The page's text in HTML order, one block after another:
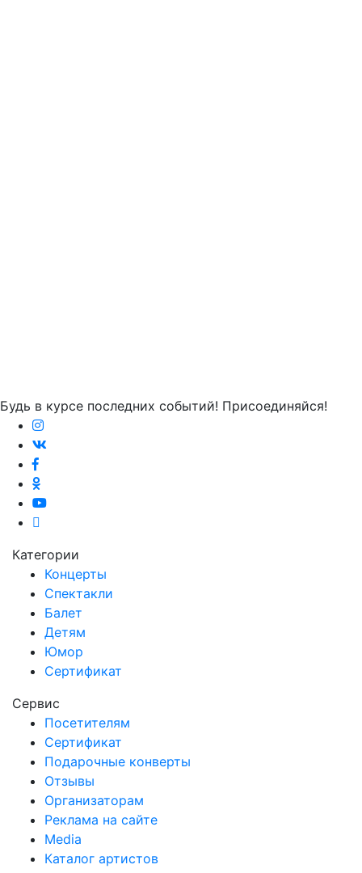
Будь в курсе последних событий! Присоединяйся!
Категории
Концерты
Спектакли
Балет
Детям
Юмор
Сертификат
Сервис
Посетителям
Сертификат
Подарочные конверты
Отзывы
Организаторам
Реклама на сайте
Media
Каталог артистов